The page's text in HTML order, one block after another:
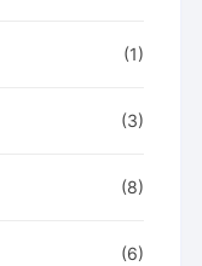
(1)
(3)
(8)
(6)